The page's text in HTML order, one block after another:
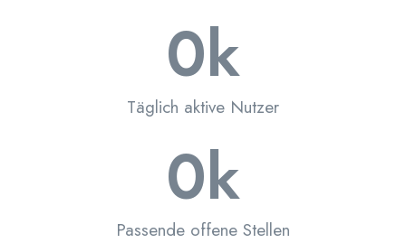
0k
Täglich aktive Nutzer
0k
Passende offene Stellen